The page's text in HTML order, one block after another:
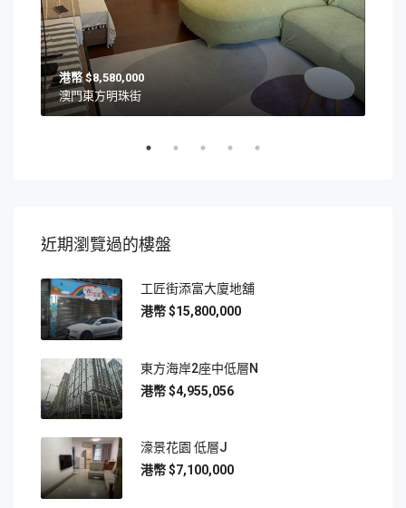
$8,580,000
澳門東方明珠街
近期瀏覽過的樓盤
工匠街添富大廈地舖
$15,800,000
東方海岸2座中低層N
$4,955,056
濠景花園 低層J
$7,100,000